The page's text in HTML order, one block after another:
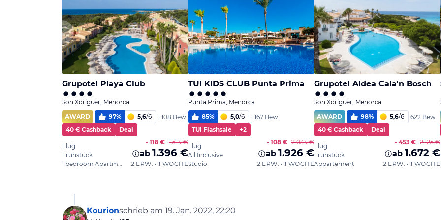
Kourionschrieb am 19. Jan. 2022, 22:20
zuletzt editiert von Kourion